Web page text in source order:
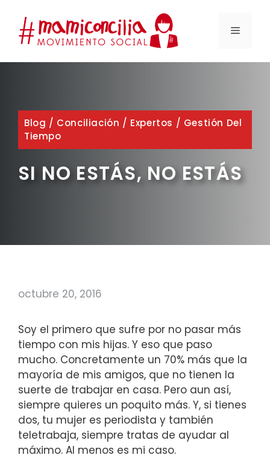
contenido
MENÚ
Blog / Conciliación / Expertos / Gestión Del
Tiempo
SI NO ESTÁS, NO ESTÁS
octubre 20, 2016
Soy el primero que sufre por no pasar más
tiempo con mis hijas. Y eso que paso
mucho. Concretamente un 70% más que la
mayoría de mis amigos, que no tienen la
suerte de trabajar en casa. Pero aun así,
siempre quieres un poquito más. Y, si tienes
dos, tu mujer es periodista y también
teletrabaja, siempre tratas de ayudar al
máximo. Al menos es mi caso.